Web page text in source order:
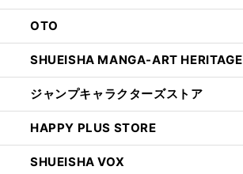
OTO
SHUEISHA MANGA-ART HERITAGE
ジャンプキャラクターズストア
HAPPY PLUS STORE
SHUEISHA VOX